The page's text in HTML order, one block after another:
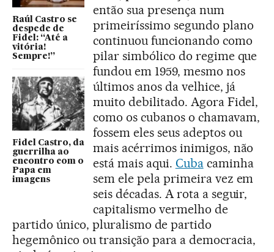
Raúl Castro se
despede de
Fidel: “Até a
vitória!
Sempre!”
Fidel Castro, da
guerrilha ao
encontro com o
Papa em
imagens
então sua presença num
primeiríssimo segundo plano
continuou funcionando como
pilar simbólico do regime que
fundou em 1959, mesmo nos
últimos anos da velhice, já
muito debilitado. Agora Fidel,
como os cubanos o chamavam,
fossem eles seus adeptos ou
mais acérrimos inimigos, não
está mais aqui. Cubacaminha
sem ele pela primeira vez em
seis décadas. A rota a seguir,
capitalismo vermelho de
partido único, pluralismo de partido
hegemônico ou transição para a democracia,